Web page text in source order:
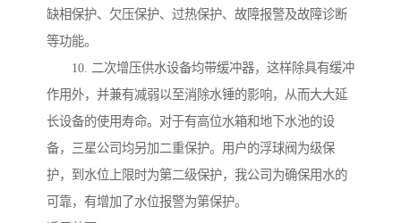
缺相保护、欠压保护、过热保护、故障报警及故障诊断
等功能。
10. 二次增压供水设备均带缓冲器，这样除具有缓冲
作用外，并兼有减弱以至消除水锤的影响，从而大大延
长设备的使用寿命。对于有高位水箱和地下水池的设
备，三星公司均另加二重保护。用户的浮球阀为级保
护，到水位上限时为第二级保护，我公司为确保用水的
可靠，有增加了水位报警为第保护。